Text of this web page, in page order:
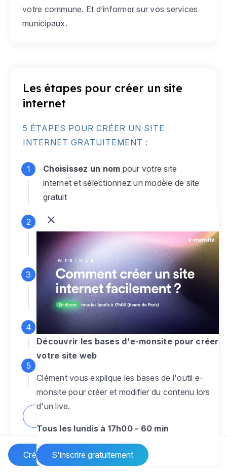
Créer un site Internet
votre commune. Et d’informer sur vos services
municipaux.
Les étapes pour créer un site
internet
5 ÉTAPES POUR CRÉER UN SITE
INTERNET GRATUITEMENT :
Choisissez un nom pour votre site
internet et sélectionnez un modèle de site
gratuit
Connectez-vous
monsite gratuit pour accéder à votre
espace d'administration
Personnalisez entièrement le
designpour créer un site web sur-mesure,
à votre image
Ajoutez des pagessans limite pour
présenter votre activité, votre passion
pour rendre votre site dynamique
Découvrir les bases d'e-monsite pour créer
votre site web
Clément vous explique les bases de l'outil e-
monsite pour créer et modifier du contenu lors
d'un live.
Tous les lundis à 17h00 - 60 min
S'inscrire gratuitement